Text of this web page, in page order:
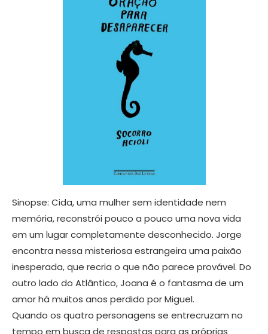
Sinopse: Cida, uma mulher sem identidade nem
memória, reconstrói pouco a pouco uma nova vida
em um lugar completamente desconhecido. Jorge
encontra nessa misteriosa estrangeira uma paixão
inesperada, que recria o que não parece provável. Do
outro lado do Atlântico, Joana é o fantasma de um
amor há muitos anos perdido por Miguel.
Quando os quatro personagens se entrecruzam no
tempo em busca de respostas para as próprias